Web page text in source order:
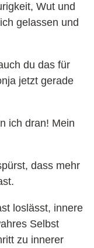
Wut und
gelassen und
du das für
jetzt gerade
ich dran! Mein
dass mehr
loslässt, innere
Selbst
zu innerer